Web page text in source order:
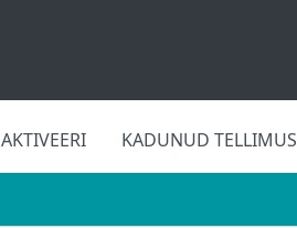
AKTIVEERI KADUNUD TELLIMUS